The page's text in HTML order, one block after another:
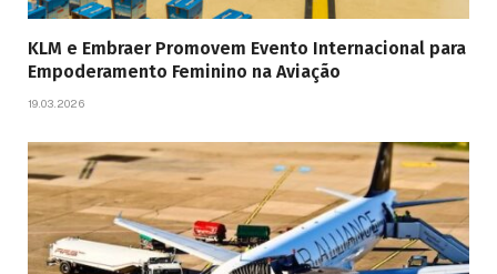
KLM e Embraer Promovem Evento Internacional para
Empoderamento Feminino na Aviação
19.03.2026